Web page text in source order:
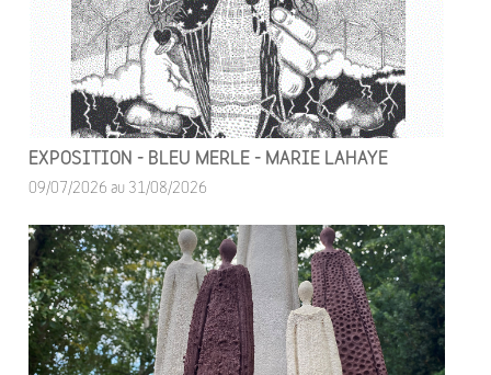
EXPOSITION - BLEU MERLE - MARIE LAHAYE
09/07/2026 au 31/08/2026